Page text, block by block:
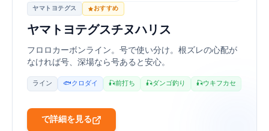
ヤマトヨテグス おすすめ
ヤマトヨテグス チヌハリス 50m
フロロカーボンライン。1~3号で使い分け。根ズレの心配が
なければ1号、深場なら3号あると安心。
ライン 🐟 クロダイ 🎣 前打ち 🎣 ダンゴ釣り 🎣 ウキフカセ
Amazonで詳細を見る